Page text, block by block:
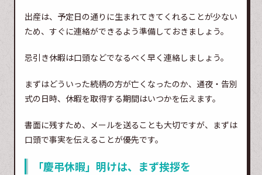
出産は、予定日の通りに生まれてきてくれることが少ない
ため、すぐに連絡ができるよう準備しておきましょう。
忌引き休暇は口頭などでなるべく早く連絡しましょう。
まずはどういった続柄の方が亡くなったのか、通夜・告別
式の日時、休暇を取得する期間はいつかを伝えます。
書面に残すため、メールを送ることも大切ですが、まずは
口頭で事実を伝えることが優先です。
「慶弔休暇」明けは、まず挨拶を